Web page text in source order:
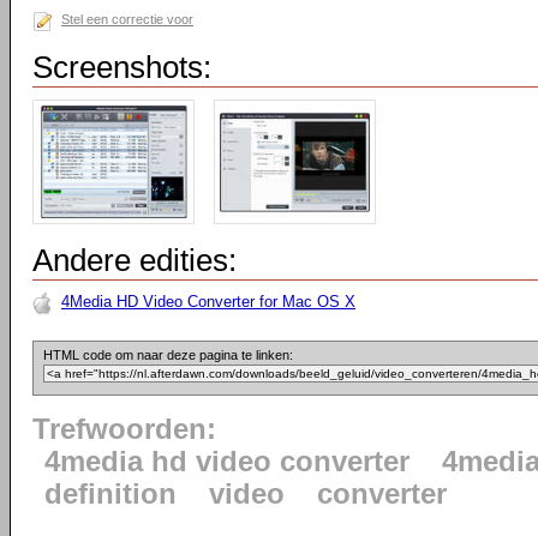
Stel een correctie voor
Screenshots:
Andere edities:
4Media HD Video Converter for Mac OS X
HTML code om naar deze pagina te linken:
Trefwoorden:
4media hd video converter
definition
video converter